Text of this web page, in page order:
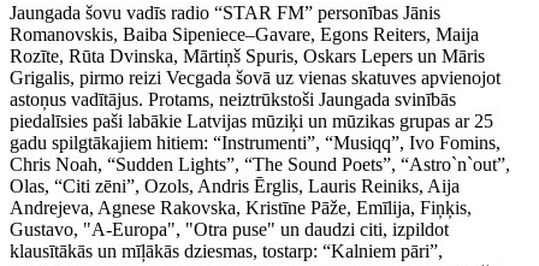
Jaungada šovu vadīs radio “STAR FM” personības Jānis
Romanovskis, Baiba Sipeniece–Gavare, Egons Reiters, Maija
Rozīte, Rūta Dvinska, Mārtiņš Spuris, Oskars Lepers un Māris
Grigalis, pirmo reizi Vecgada šovā uz vienas skatuves apvienojot
astoņus vadītājus. Protams, neiztrūkstoši Jaungada svinībās
piedalīsies paši labākie Latvijas mūziķi un mūzikas grupas ar 25
gadu spilgtākajiem hitiem: “Instrumenti”, “Musiqq”, Ivo Fomins,
Chris Noah, “Sudden Lights”, “The Sound Poets”, “Astro`n`out”,
Olas, “Citi zēni”, Ozols, Andris Ērglis, Lauris Reiniks, Aija
Andrejeva, Agnese Rakovska, Kristīne Pāže, Emīlija, Fiņķis,
Gustavo, "A-Europa", "Otra puse" un daudzi citi, izpildot
klausītākās un mīļākās dziesmas, tostarp: “Kalniem pāri”,